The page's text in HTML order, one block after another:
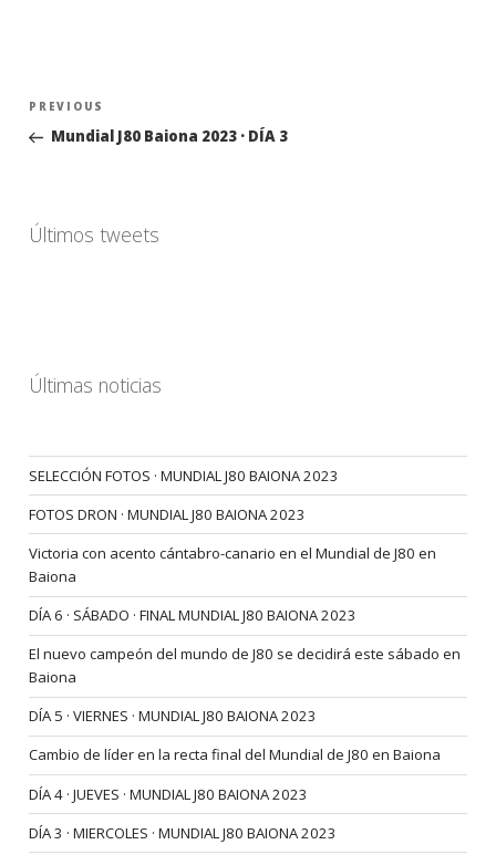
Navegación
entradas
Previous
Post
PREVIOUS
Mundial J80 Baiona 2023 · DÍA 3
Últimos tweets
Últimas noticias
SELECCIÓN FOTOS · MUNDIAL J80 BAIONA 2023
FOTOS DRON · MUNDIAL J80 BAIONA 2023
Victoria con acento cántabro-canario en el Mundial de J80 en
Baiona
DÍA 6 · SÁBADO · FINAL MUNDIAL J80 BAIONA 2023
El nuevo campeón del mundo de J80 se decidirá este sábado en
Baiona
DÍA 5 · VIERNES · MUNDIAL J80 BAIONA 2023
Cambio de líder en la recta final del Mundial de J80 en Baiona
DÍA 4 · JUEVES · MUNDIAL J80 BAIONA 2023
DÍA 3 · MIERCOLES · MUNDIAL J80 BAIONA 2023